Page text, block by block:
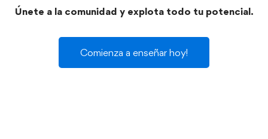
Únete a la comunidad y explota todo tu potencial.
Comienza a enseñar hoy!